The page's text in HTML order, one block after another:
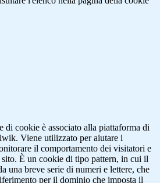
di cookie è associato alla piattaforma di
Viene utilizzato per aiutare i
il comportamento dei visitatori e
È un cookie di tipo pattern, in cui il
una breve serie di numeri e lettere, che
per il dominio che imposta il